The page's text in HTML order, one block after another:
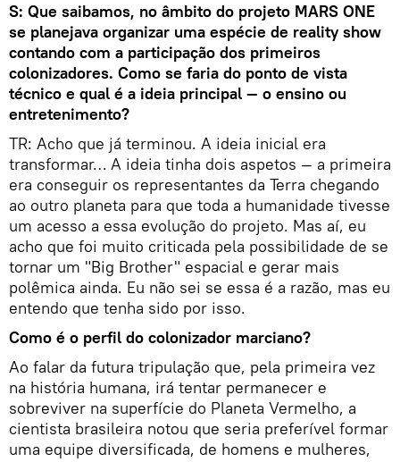
S: Que saibamos, no âmbito do projeto MARS ONE
se planejava organizar uma espécie de reality show
contando com a participação dos primeiros
colonizadores. Como se faria do ponto de vista
técnico e qual é a ideia principal — o ensino ou
entretenimento?
TR: Acho que já terminou. A ideia inicial era
transformar… A ideia tinha dois aspetos — a primeira
era conseguir os representantes da Terra chegando
ao outro planeta para que toda a humanidade tivesse
um acesso a essa evolução do projeto. Mas aí, eu
acho que foi muito criticada pela possibilidade de se
tornar um "Big Brother" espacial e gerar mais
polêmica ainda. Eu não sei se essa é a razão, mas eu
entendo que tenha sido por isso.
Como é o perfil do colonizador marciano?
Ao falar da futura tripulação que, pela primeira vez
na história humana, irá tentar permanecer e
sobreviver na superfície do Planeta Vermelho, a
cientista brasileira notou que seria preferível formar
uma equipe diversificada, de homens e mulheres,